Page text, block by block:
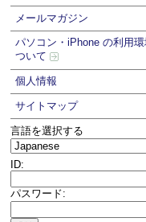
メールマガジン
パソコン・iPhone の利用環
ついて
個人情報
サイトマップ
言語を選択する
ID:
パスワード: